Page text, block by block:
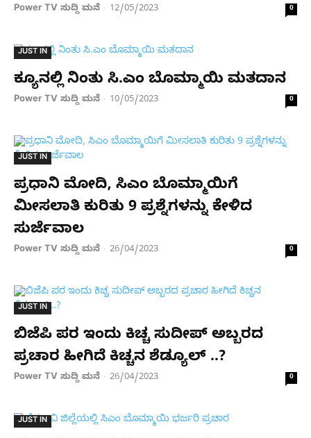
Power TV ಸುದ್ದಿ ಮನೆ - 12/05/2023 0
JUST IN
ಕ್ಯೂನಲ್ಲಿ ನಿಂತು ಸಿ.ಎಂ ಬೊಮ್ಮಾಯಿ ಮತದಾನ
Power TV ಸುದ್ದಿ ಮನೆ - 10/05/2023 0
JUST IN
ಪ್ರಧಾನಿ ಮೋದಿ, ಸಿಎಂ ಬೊಮ್ಮಾಯಿಗೆ
ಮೀಸಲಾತಿ ಕುರಿತು 9 ಪ್ರಶ್ನೆಗಳನ್ನು ಕೇಳಿದ
ಸುರ್ಜೆವಾಲ
Power TV ಸುದ್ದಿ ಮನೆ - 26/04/2023 0
JUST IN
ಬಿಜೆಪಿ ಪರ ಇಂದು ಕಿಚ್ಚ ಸುದೀಪ್ ಅಬ್ಬರದ
ಪ್ರಚಾರ ಹೀಗಿದೆ ಕಿಚ್ಚನ ಶೆಡ್ಯೂಲ್ ..?
Power TV ಸುದ್ದಿ ಮನೆ - 26/04/2023 0
JUST IN